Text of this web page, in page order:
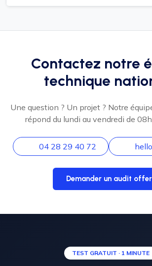
Contactez notre
technique
Une question ? Un projet ? Notre
répond du lundi au vendredi de
04 28 29 40 72
Demander un audit
TEST GRATUIT · 1 MINUTE